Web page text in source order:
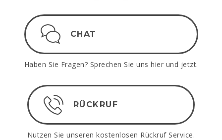
CHAT
Haben Sie Fragen? Sprechen Sie uns hier und jetzt.
RÜCKRUF
Nutzen Sie unseren kostenlosen Rückruf Service.